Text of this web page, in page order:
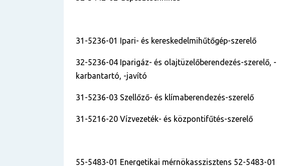
31-5236-01 Ipari- és kereskedelmihűtőgép-szerelő
32-5236-04 Iparigáz- és olajtüzelőberendezés-szerelő, -
karbantartó, -javító
31-5236-03 Szellőző- és klímaberendezés-szerelő
31-5216-20 Vízvezeték- és központifűtés-szerelő
55-5483-01 Energetikai mérnökasszisztens 52-5483-01